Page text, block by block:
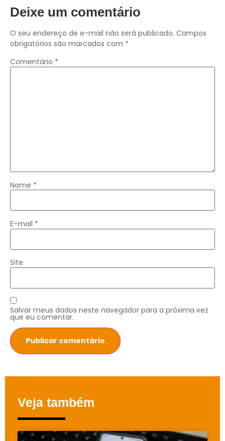
Deixe um comentário
O seu endereço de e-mail não será publicado. Campos
obrigatórios são marcados com *
Comentário *
Nome *
E-mail *
Site
Salvar meus dados neste navegador para a próxima vez
que eu comentar.
Veja também